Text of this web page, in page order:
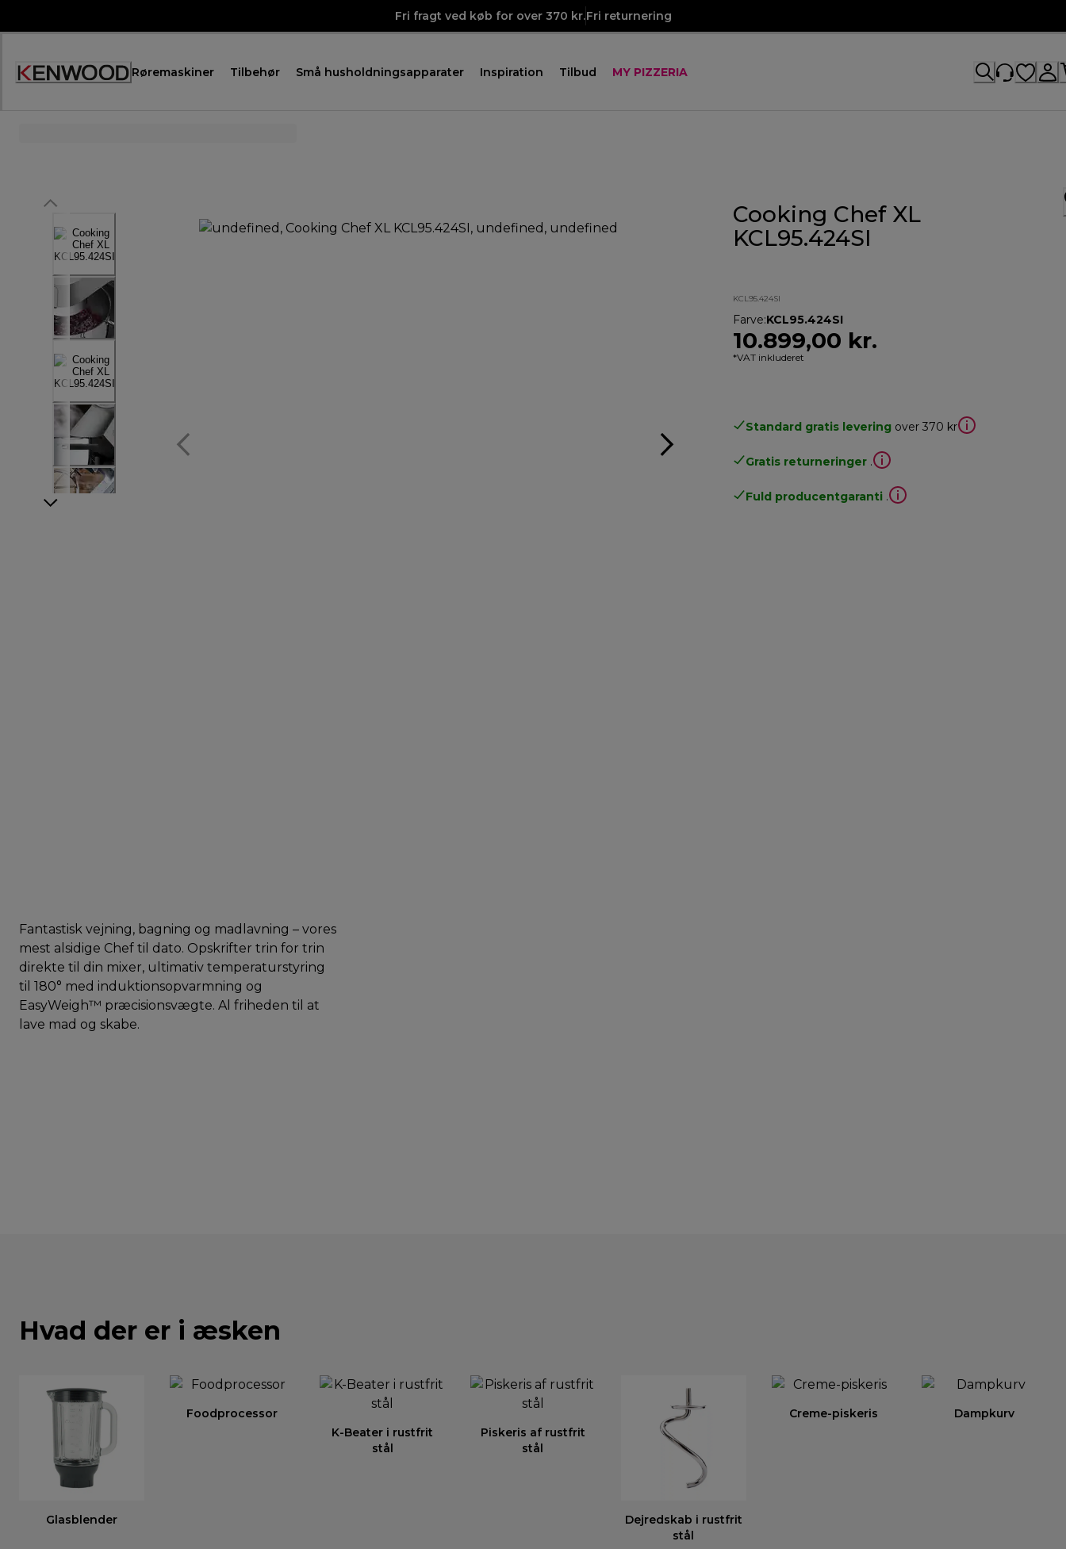
Fri fragt ved køb for over 370 kr.Fri returnering
Røremaskiner Tilbehør Små husholdningsapparater Inspiration Tilbud MY PIZZERIA
Cooking Chef XL
KCL95.424SI
KCL95.424SI
Farve:KCL95.424SI
10.899,00 kr.
*VAT inkluderet
Standard gratis levering over 370 kr
Gratis returneringer .
Fuld producentgaranti .
Fantastisk vejning, bagning og madlavning – vores
mest alsidige Chef til dato. Opskrifter trin for trin
direkte til din mixer, ultimativ temperaturstyring
til 180° med induktionsopvarmning og
EasyWeigh™ præcisionsvægte. Al friheden til at
lave mad og skabe.
Hvad der er i æsken
Glasblender
Foodprocessor
K-Beater i rustfrit
stål
Piskeris af rustfrit
stål
Dejredskab i rustfrit
stål
Creme-piskeris Dampkurv